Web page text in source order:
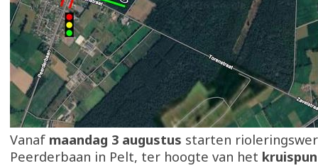
Vanaf maandag 3 augustus starten
Peerderbaan in Pelt, ter hoogte van het